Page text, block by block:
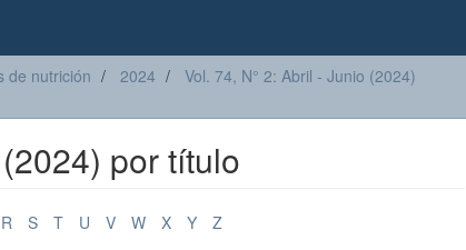
de nutrición 2024
Vol. 74, N° 2: Abril - Junio (2024)
por título
R S T U V W X Y
Z